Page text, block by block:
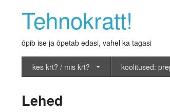
Tehnokratt!
õpib ise ja õpetab edasi, vahel ka tagasi
kes krt? / mis krt? koolitused:
Lehed